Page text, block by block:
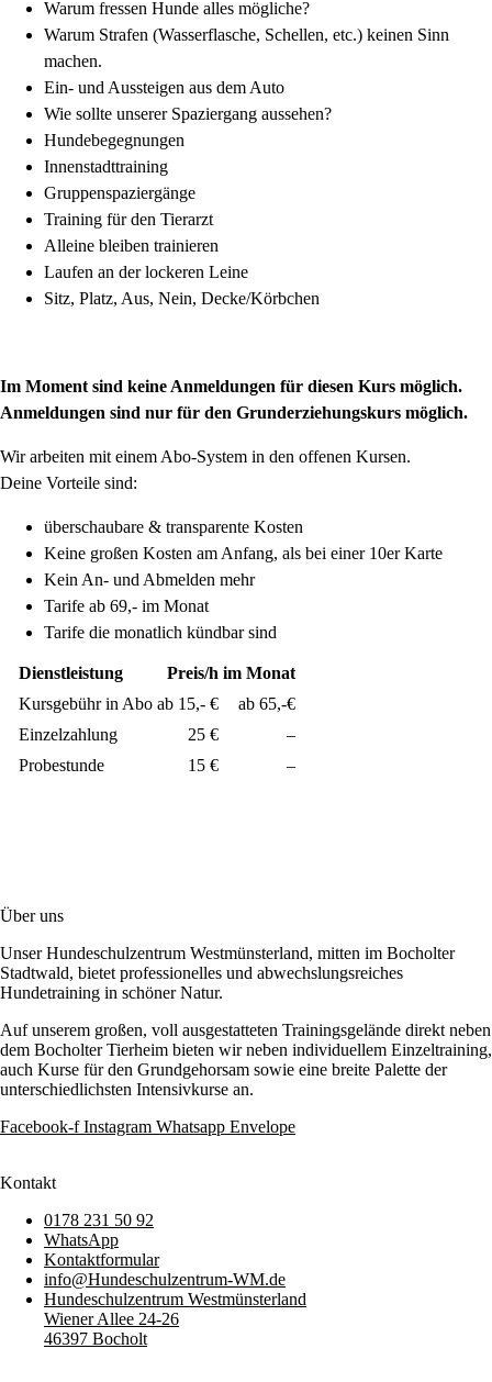
Warum fressen Hunde alles mögliche?
Warum Strafen (Wasserflasche, Schellen, etc.) keinen Sinn
machen.
Ein- und Aussteigen aus dem Auto
Wie sollte unserer Spaziergang aussehen?
Hundebegegnungen
Innenstadttraining
Gruppenspaziergänge
Training für den Tierarzt
Alleine bleiben trainieren
Laufen an der lockeren Leine
Sitz, Platz, Aus, Nein, Decke/Körbchen
Im Moment sind keine Anmeldungen für diesen Kurs möglich.
Anmeldungen sind nur für den Grunderziehungskurs möglich.
Wir arbeiten mit einem Abo-System in den offenen Kursen.
Deine Vorteile sind:
überschaubare & transparente Kosten
Keine großen Kosten am Anfang, als bei einer 10er Karte
Kein An- und Abmelden mehr
Tarife ab 69,- im Monat
Tarife die monatlich kündbar sind
Dienstleistung Preis/h im Monat
Kursgebühr in Abo ab 15,- €
ab 65,-€
Einzelzahlung
25 €
–
Probestunde
15 € –
Über uns
Unser Hundeschulzentrum Westmünsterland, mitten im Bocholter
Stadtwald, bietet professionelles und abwechslungsreiches
Hundetraining in schöner Natur.
Auf unserem großen, voll ausgestatteten Trainingsgelände direkt neben
dem Bocholter Tierheim bieten wir neben individuellem Einzeltraining,
auch Kurse für den Grundgehorsam sowie eine breite Palette der
unterschiedlichsten Intensivkurse an.
Facebook-f Instagram Whatsapp Envelope
Kontakt
0178 231 50 92
WhatsApp
Kontaktformular
info@Hundeschulzentrum-WM.de
Hundeschulzentrum Westmünsterland
Wiener Allee 24-26
46397 Bocholt